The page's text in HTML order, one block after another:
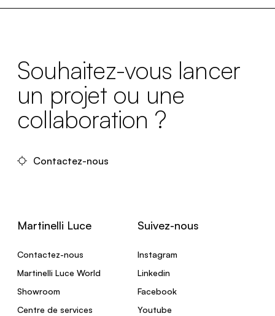
Souhaitez-vous lancer
un projet ou une
collaboration ?
Contactez-nous
Martinelli Luce
Contactez-nous
Martinelli Luce World
Showroom
Centre de services
Suivez-nous
Instagram
Linkedin
Facebook
Youtube